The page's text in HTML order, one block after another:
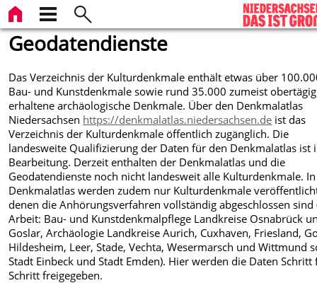
Geodatendienste
Das Verzeichnis der Kulturdenkmale enthält etwas über
Bau- und Kunstdenkmale sowie rund 35.000 zumeist obertägig
erhaltene archäologische Denkmale. Über den Denkmalatlas
Niedersachsen https://denkmalatlas.niedersachsen.de ist das
Verzeichnis der Kulturdenkmale öffentlich zugänglich. Die
landesweite Qualifizierung der Daten für den Denkmalatlas ist
Bearbeitung. Derzeit enthalten der Denkmalatlas und die
Geodatendienste noch nicht landesweit alle Kulturdenkmale.
Denkmalatlas werden zudem nur Kulturdenkmale
denen die Anhörungsverfahren vollständig abgeschlossen sind
Arbeit: Bau- und Kunstdenkmalpflege Landkreise Osnabrück
Goslar, Archäologie Landkreise Aurich, Cuxhaven, Friesland,
Hildesheim, Leer, Stade, Vechta, Wesermarsch und Wittmund
Stadt Einbeck und Stadt Emden). Hier werden die Daten Schritt
Schritt freigegeben.